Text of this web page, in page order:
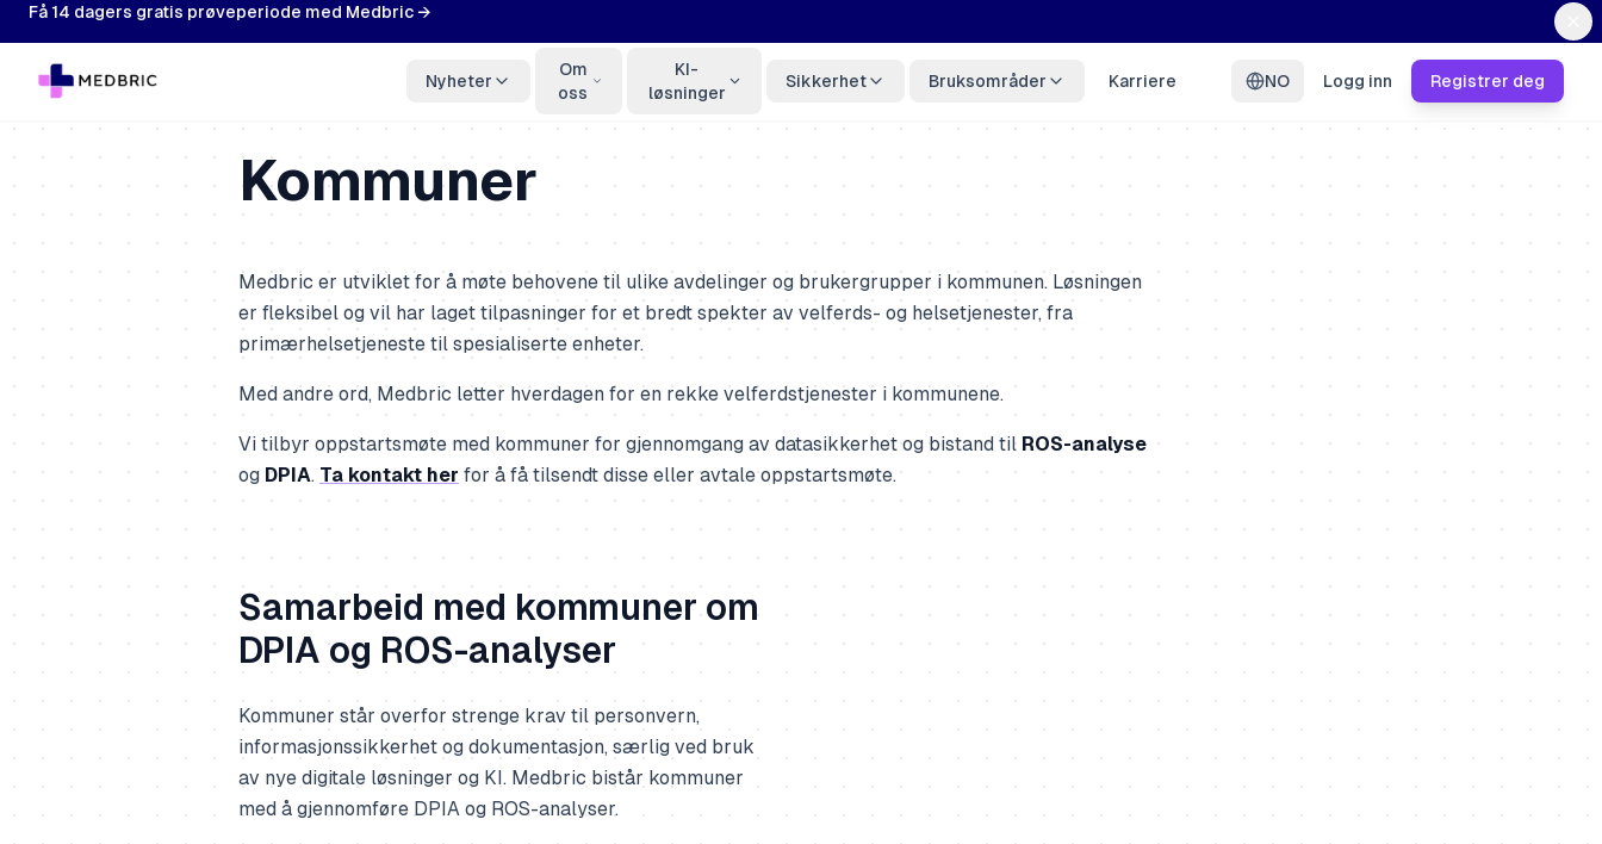
Få 14 dagers gratis prøveperiode med Medbric →
Nyheter
Om
oss
KI-
løsninger
Sikkerhet Bruksområder Karriere NO Logg inn Registrer deg
Kommuner
Medbric er utviklet for å møte behovene til ulike avdelinger og brukergrupper i kommunen. Løsningen
er fleksibel og vil har laget tilpasninger for et bredt spekter av velferds- og helsetjenester, fra
primærhelsetjeneste til spesialiserte enheter.
Med andre ord, Medbric letter hverdagen for en rekke velferdstjenester i kommunene.
Vi tilbyr oppstartsmøte med kommuner for gjennomgang av datasikkerhet og bistand til ROS-analyse
og DPIA. Ta kontakt her for å få tilsendt disse eller avtale oppstartsmøte.
Samarbeid med kommuner om
DPIA og ROS-analyser
Kommuner står overfor strenge krav til personvern,
informasjonssikkerhet og dokumentasjon, særlig ved bruk
av nye digitale løsninger og KI. Medbric bistår kommuner
med å gjennomføre DPIA og ROS-analyser.